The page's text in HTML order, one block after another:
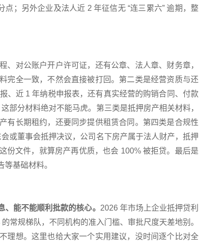
；另外企业及法人近 2 年征信无 “连三累六” 逾期，整
对公账户开户许可证，还有公章、法人章、财务章，
完全一致，不然会直接被打回。第二类是经营资质与还
、近 1 年纳税申报表，还有真实经营的购销合同、付款
部分材料绝对不能马虎。第三类是抵押房产相关材料，
有长期租约，还要同步提供租赁合同。第四类是合规性
董事会抵押决议，公司名下房产属于法人财产，抵押
份文件，就算房产再优质，也会 100% 被拒贷。最后是
基础材料。
能不能顺利批款的核心。 2026 年市场上企业抵押贷利
常规梯队，不同机构的准入门槛、审批尺度天差地别。
理想。这里也给大家一个实用建议，没时间逐个比对全